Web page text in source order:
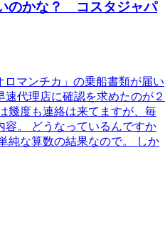
のかな？ コスタジャパ
マンチカ」の乗船書類が届い
速代理店に確認を求めたのが２
幾度も連絡は来てますが、毎
容。 どうなっているんですか
純な算数の結果なので。 しか